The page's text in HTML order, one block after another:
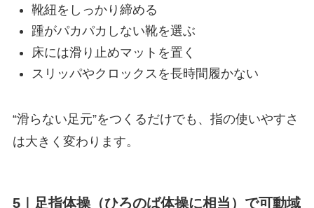
靴紐をしっかり締める
踵がパカパカしない靴を選ぶ
床には滑り止めマットを置く
スリッパやクロックスを長時間履かない
“滑らない足元”をつくるだけでも、指の使いやすさ
は大きく変わります。
5｜足指体操（ひろのば体操に相当）で可動域